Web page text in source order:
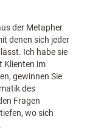
der Metapher
denen sich jeder
Ich habe sie
Klienten im
gewinnen Sie
des
Fragen
wo sich